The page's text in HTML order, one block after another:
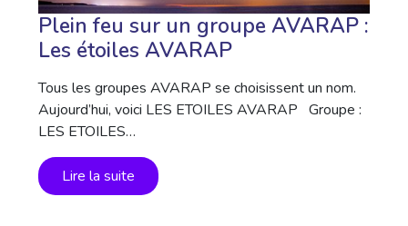
Plein feu sur un groupe AVARAP :
Les étoiles AVARAP
Tous les groupes AVARAP se choisissent un nom.
Aujourd’hui, voici LES ETOILES AVARAP Groupe :
LES ETOILES…
Lire la suite